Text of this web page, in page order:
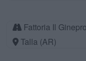
Fattoria Il Ginepro
Talla (AR)